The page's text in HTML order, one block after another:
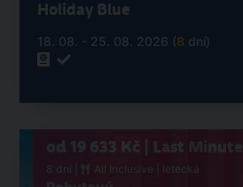
Holiday Blue
18. 08. - 25. 08. 2026 (8 dní)
od 19 633 Kč | Last Minute
8 dní | All Inclusive | letecká